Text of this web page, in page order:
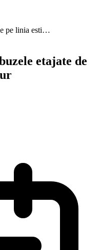
pe linia esti…
etajate de